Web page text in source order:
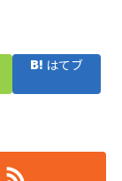
はてブ